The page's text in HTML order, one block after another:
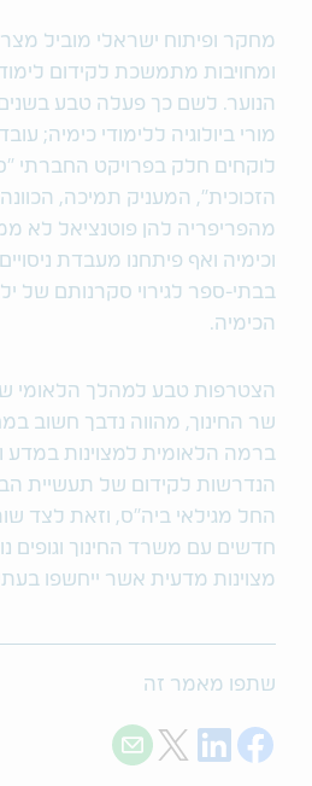
מחקר ופיתוח ישראלי מוביל
ומחויבות מתמשכת לקידום
הנוער. לשם כך פעלה טבע
מורי ביולוגיה ללימודי כימיה;
לוקחים חלק בפרויקט החברתי
הזכוכית", המעניק תמיכה,
מהפריפריה להן פוטנציאל לא
וכימיה ואף פיתחנו מעבדת
בבתי-ספר לגירוי סקרנותם של
הכימיה.
שר החינוך, מהווה נדבך חשוב
ברמה הלאומית למצוינות במדע
הנדרשות לקידום של תעשיית
החל מגילאי ביה"ס, וזאת לצד
חדשים עם משרד החינוך וגופים
מצוינות מדעית אשר ייחשפו
שתפו מאמר זה
Share on Facebook
Share on LinkedIn
Share on Twitter
with E-mail